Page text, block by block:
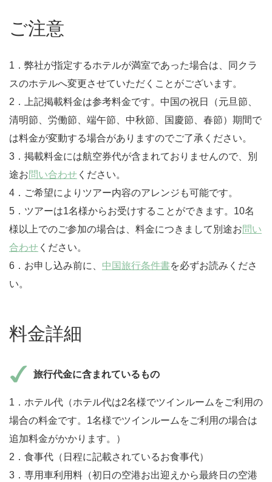
ご注意
1．弊社が指定するホテルが満室であった場合は、同クラ
スのホテルへ変更させていただくことがございます。
2．上記掲載料金は参考料金です。中国の祝日（元旦節、
清明節、労働節、端午節、中秋節、国慶節、春節）期間で
は料金が変動する場合がありますのでご了承ください。
3．掲載料金には航空券代が含まれておりませんので、別
途お問い合わせ ください。
4．ご希望によりツアー内容のアレンジも可能です。
5．ツアーは1名様からお受けすることができます。10名
様以上でのご参加の場合は、料金につきまして別途お問い
合わせ ください。
6．お申し込み前に、 中国旅行条件書を必ずお読みくださ
い。
料金詳細
旅行代金に含まれているもの
1．ホテル代（ホテル代は2名様でツインルームをご利用の
場合の料金です。1名様でツインルームをご利用の場合は
追加料金がかかります。）
2．食事代（日程に記載されているお食事代）
3．専用車利用料（初日の空港お出迎えから最終日の空港